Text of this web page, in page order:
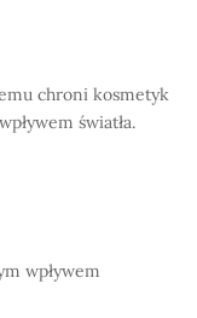
chroni kosmetyk
światła.
wpływem